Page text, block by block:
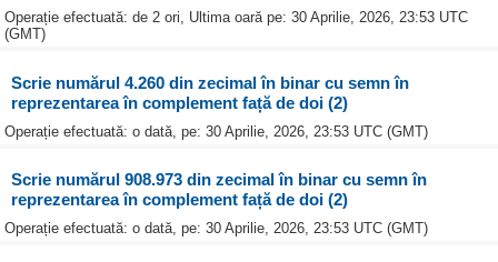
Operație efectuată: de 2 ori, Ultima oară pe: 30 Aprilie, 2026, 23:53 UTC
(GMT)
Scrie numărul 4.260 din zecimal în binar cu semn în
reprezentarea în complement față de doi (2)
Operație efectuată: o dată, pe: 30 Aprilie, 2026, 23:53 UTC (GMT)
Scrie numărul 908.973 din zecimal în binar cu semn în
reprezentarea în complement față de doi (2)
Operație efectuată: o dată, pe: 30 Aprilie, 2026, 23:53 UTC (GMT)